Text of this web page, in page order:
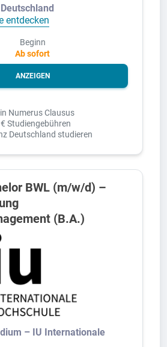
entdecken
Beginn
Ab sofort
ANZEIGEN
Numerus Clausus
Studiengebühren
Deutschland studieren
BWL (m/w/d) –
(B.A.)
– IU Internationale